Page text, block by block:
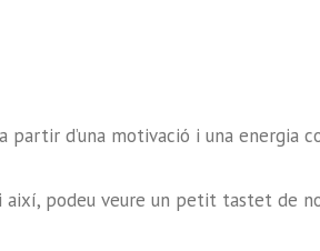
d’una motivació i una energia
podeu veure un petit tastet de